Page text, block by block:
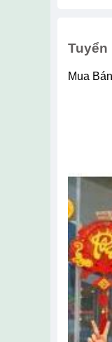
Tuyển
Mua